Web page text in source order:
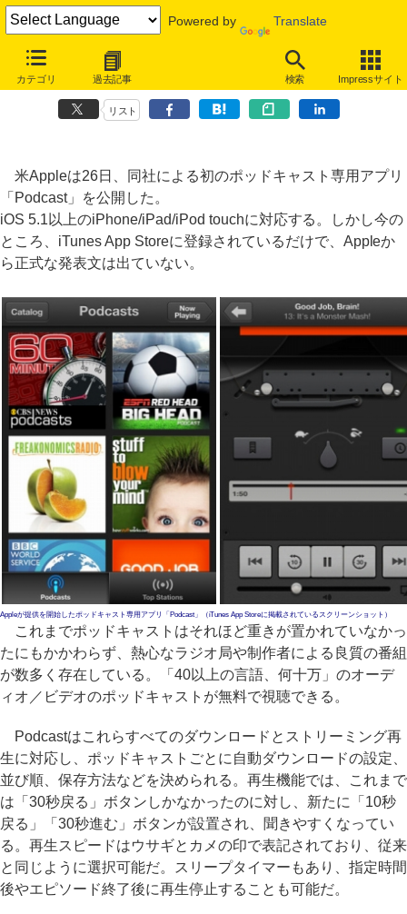
Powered by Translate
カテゴリ 過去記事 検索 Impressサイト
Apple、ポッドキャスト専用iOSアプリ「Podcast」をひっそりと公開
自動ダウンロード、ストリーミングも可能に
リスト
米Appleは26日、同社による初のポッドキャスト専用アプリ
「Podcast」を公開した。
iOS 5.1以上のiPhone/iPad/iPod touchに対応する。しかし今の
ところ、iTunes App Storeに登録されているだけで、Appleか
ら正式な発表文は出ていない。
Appleが提供を開始したポッドキャスト専用アプリ「Podcast」（iTunes App Storeに掲載されているスクリーンショット）
これまでポッドキャストはそれほど重きが置かれていなかっ
たにもかかわらず、熱心なラジオ局や制作者による良質の番組
が数多く存在している。「40以上の言語、何十万」のオーデ
ィオ／ビデオのポッドキャストが無料で視聴できる。
Podcastはこれらすべてのダウンロードとストリーミング再
生に対応し、ポッドキャストごとに自動ダウンロードの設定、
並び順、保存方法などを決められる。再生機能では、これまで
は「30秒戻る」ボタンしかなかったのに対し、新たに「10秒
戻る」「30秒進む」ボタンが設置され、聞きやすくなってい
る。再生スピードはウサギとカメの印で表記されており、従来
と同じように選択可能だ。スリープタイマーもあり、指定時間
後やエピソード終了後に再生停止することも可能だ。